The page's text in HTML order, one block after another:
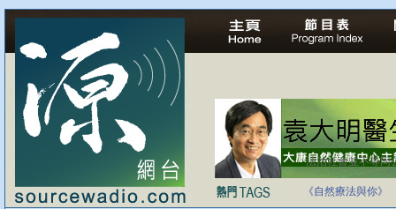
法治社會並不等同
《自然療法與你》